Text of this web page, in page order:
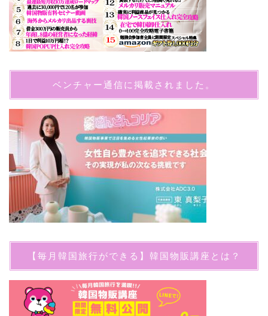
ベンチャー通信に掲載されました。
【毎月韓国旅行ができる】韓国物販講座とは？